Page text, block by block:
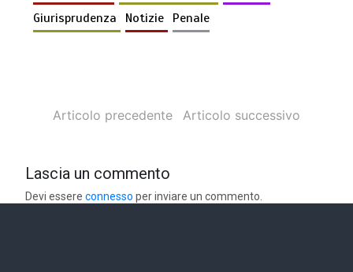
Giurisprudenza
Notizie Penale
Articolo precedente Articolo successivo
Lascia un commento
Devi essereconnesso per inviare un commento.